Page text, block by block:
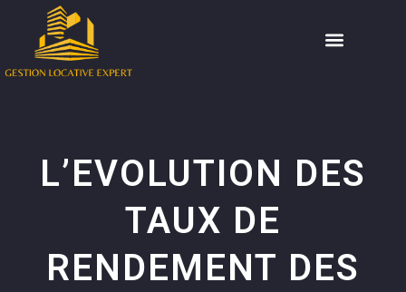
L’EVOLUTION DES
TAUX DE
RENDEMENT DES